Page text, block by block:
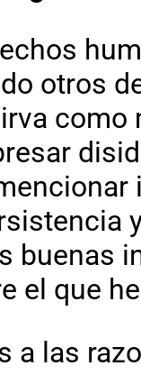
otros
como
buenas
el que
a las